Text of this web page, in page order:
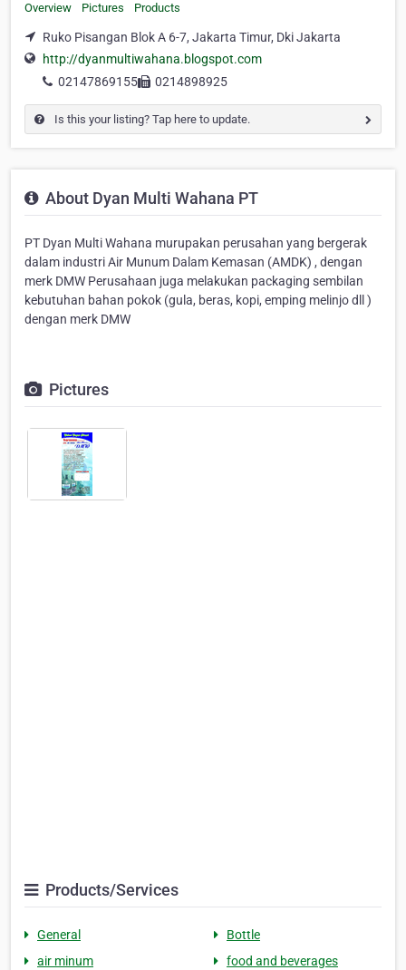
Overview Pictures Products
Ruko Pisangan Blok A 6-7, Jakarta Timur, Dki Jakarta
http://dyanmultiwahana.blogspot.com
02147869155
0214898925
Is this your listing? Tap here to update.
About Dyan Multi Wahana PT
PT Dyan Multi Wahana murupakan perusahan yang bergerak
dalam industri Air Munum Dalam Kemasan (AMDK) , dengan
merk DMW Perusahaan juga melakukan packaging sembilan
kebutuhan bahan pokok (gula, beras, kopi, emping melinjo dll )
dengan merk DMW
Pictures
Products/Services
General
Bottle
air minum
food and beverages